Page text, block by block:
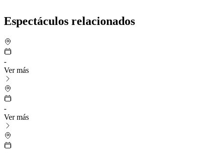
Espectáculos relacionados
-
Ver más
-
Ver más